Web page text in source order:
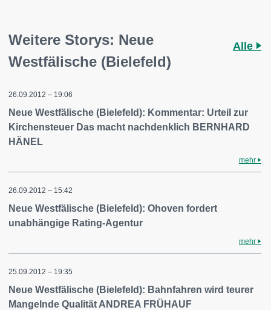
Weitere Storys: Neue
Westfälische (Bielefeld)
Alle
26.09.2012 – 19:06
Neue Westfälische (Bielefeld): Kommentar: Urteil zur
Kirchensteuer Das macht nachdenklich BERNHARD
HÄNEL
mehr
26.09.2012 – 15:42
Neue Westfälische (Bielefeld): Ohoven fordert
unabhängige Rating-Agentur
mehr
25.09.2012 – 19:35
Neue Westfälische (Bielefeld): Bahnfahren wird teurer
Mangelnde Qualität ANDREA FRÜHAUF